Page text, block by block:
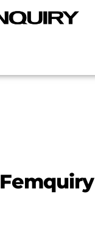
Femquiry